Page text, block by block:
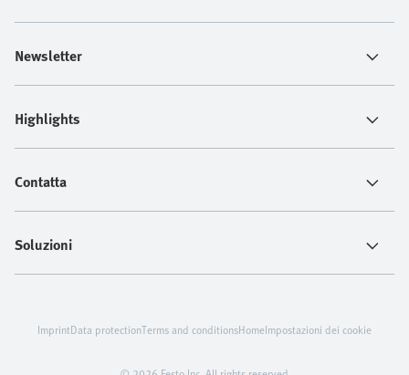
Newsletter
Highlights
Contatta
Soluzioni
ImprintData protectionTerms and conditionsHomeImpostazioni dei cookie